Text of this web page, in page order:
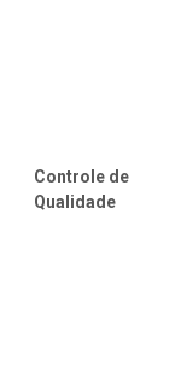
Controle de
Qualidade